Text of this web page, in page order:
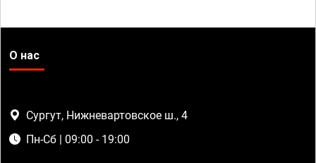
О нас
Сургут, Нижневартовское ш., 4
Пн-Сб | 09:00 - 19:00